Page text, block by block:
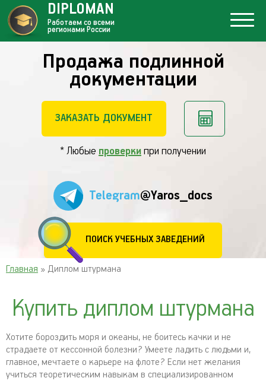
Продажа подлинной
документации
ЗАКАЗАТЬ ДОКУМЕНТ
* Любые проверки при получении
Telegram@Yaros_docs
ПОИСК УЧЕБНЫХ ЗАВЕДЕНИЙ
DIPLOMAN
Работаем со всеми
регионами России
Главная » Диплом штурмана
Купить диплом штурмана
Хотите бороздить моря и океаны, не боитесь качки и не
страдаете от кессонной болезни? Умеете ладить с людьми и,
главное, мечтаете о карьере на флоте? Если нет желания
учиться теоретическим навыкам в специализированном